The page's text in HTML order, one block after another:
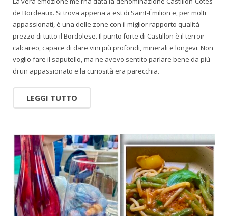
de Bordeaux. Si trova appena a est di Saint-Émilion e, per molti
appassionati, è una delle zone con il miglior rapporto qualità-
prezzo di tutto il Bordolese. Il punto forte di Castillon è il terroir
calcareo, capace di dare vini più profondi, minerali e longevi. Non
voglio fare il saputello, ma ne avevo sentito parlare bene da più
di un appassionato e la curiosità era parecchia.
LEGGI TUTTO